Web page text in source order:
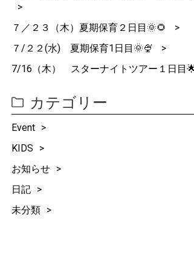
７／２３（木）夏期保育２日目🌞🌻
７/２２(水) 夏期保育1日目🌞🍨
7/16（木） スターナイトツアー１日目
カテゴリー
Event
KIDS
お知らせ
日記
未分類